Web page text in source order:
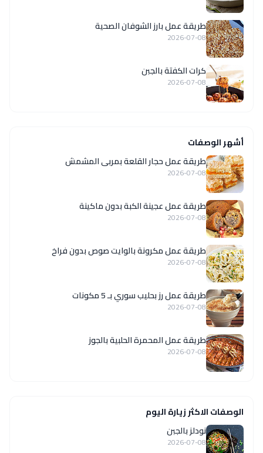
طريقة عمل بارز الشوفان الصحية
2026-07-08
كرات الكفتة بالجبن
2026-07-08
أشهر الوصفات
طريقة عمل حجار القلعة بمربى المشمش
2026-07-08
طريقة عمل عجينة الكبة بدون ماكينة
2026-07-08
طريقة عمل مكرونة بالوايت صوص بدون فراخ
2026-07-08
طريقة عمل رز بحليب سوري بـ 5 مكونات
2026-07-08
طريقة عمل المحمرة الحلبية بالجوز
2026-07-08
الوصفات الاكثر زيارة اليوم
نودلز بالجبن
2026-07-08